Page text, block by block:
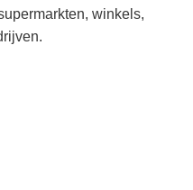
winkels,